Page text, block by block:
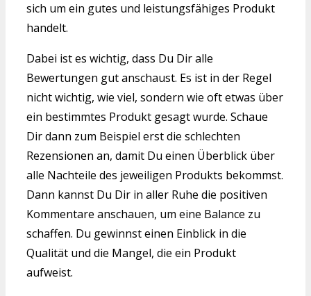
sich um ein gutes und leistungsfähiges Produkt
handelt.
Dabei ist es wichtig, dass Du Dir alle
Bewertungen gut anschaust. Es ist in der Regel
nicht wichtig, wie viel, sondern wie oft etwas über
ein bestimmtes Produkt gesagt wurde. Schaue
Dir dann zum Beispiel erst die schlechten
Rezensionen an, damit Du einen Überblick über
alle Nachteile des jeweiligen Produkts bekommst.
Dann kannst Du Dir in aller Ruhe die positiven
Kommentare anschauen, um eine Balance zu
schaffen. Du gewinnst einen Einblick in die
Qualität und die Mangel, die ein Produkt
aufweist.